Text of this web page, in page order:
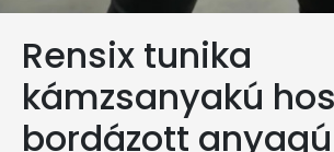
Rensix tunika
kámzsanyakú
bordázott anyagú